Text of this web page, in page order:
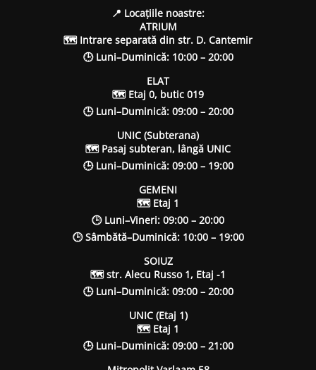
📍 Locațiile noastre:
ATRIUM
🗺 Intrare separată din str. D. Cantemir
🕒 Luni–Duminică: 10:00 – 20:00
ELAT
🗺 Etaj 0, butic 019
🕒 Luni–Duminică: 09:00 – 20:00
UNIC (Subterana)
🗺 Pasaj subteran, lângă UNIC
🕒 Luni–Duminică: 09:00 – 19:00
GEMENI
🗺 Etaj 1
🕒 Luni–Vineri: 09:00 – 20:00
🕒 Sâmbătă–Duminică: 10:00 – 19:00
SOIUZ
🗺 str. Alecu Russo 1, Etaj -1
🕒 Luni–Duminică: 09:00 – 20:00
UNIC (Etaj 1)
🗺 Etaj 1
🕒 Luni–Duminică: 09:00 – 21:00